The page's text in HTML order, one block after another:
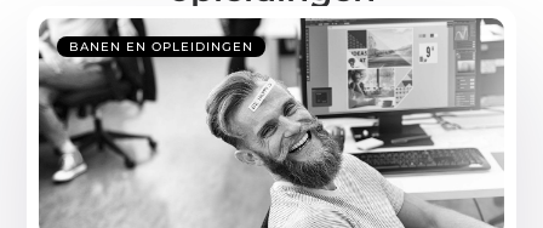
BANEN EN OPLEIDINGEN